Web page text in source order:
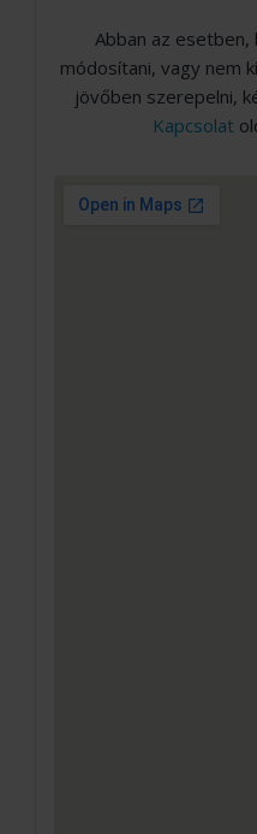
Abban az
módosítani, vagy nem
jövőben szerepelni,
Kapcsolat